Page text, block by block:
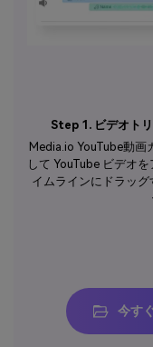
Step 1. ビデオト
Media.io YouTube動画
して YouTube ビデオ
イムラインにドラッ
今す